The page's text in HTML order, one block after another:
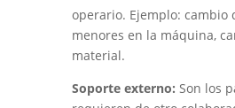
operario. Ejemplo: cambio
menores en la máquina,
material.
Soporte externo: Son los